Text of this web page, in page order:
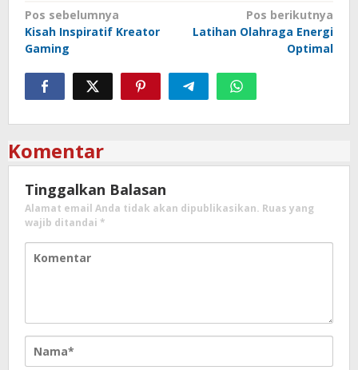
Navigasi
pos
Pos sebelumnya
Kisah Inspiratif Kreator
Gaming
Pos berikutnya
Latihan Olahraga Energi
Optimal
Komentar
Tinggalkan Balasan
Alamat email Anda tidak akan dipublikasikan. Ruas yang
wajib ditandai *